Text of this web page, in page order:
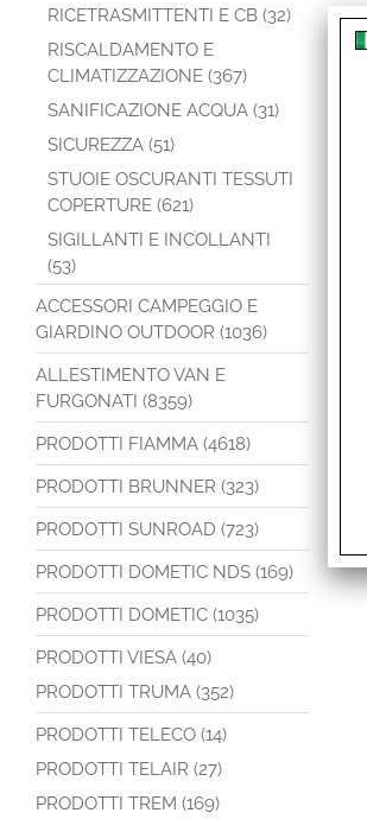
RICETRASMITTENTI E CB (32)
RISCALDAMENTO E
CLIMATIZZAZIONE (367)
SANIFICAZIONE ACQUA (31)
SICUREZZA (51)
STUOIE OSCURANTI TESSUTI
COPERTURE (621)
SIGILLANTI E INCOLLANTI
(53)
ACCESSORI CAMPEGGIO E
GIARDINO OUTDOOR (1036)
ALLESTIMENTO VAN E
FURGONATI (8359)
PRODOTTI FIAMMA (4618)
PRODOTTI BRUNNER (323)
PRODOTTI SUNROAD (723)
PRODOTTI DOMETIC NDS (169)
PRODOTTI DOMETIC (1035)
PRODOTTI VIESA (40)
PRODOTTI TRUMA (352)
PRODOTTI TELECO (14)
PRODOTTI TELAIR (27)
PRODOTTI TREM (169)